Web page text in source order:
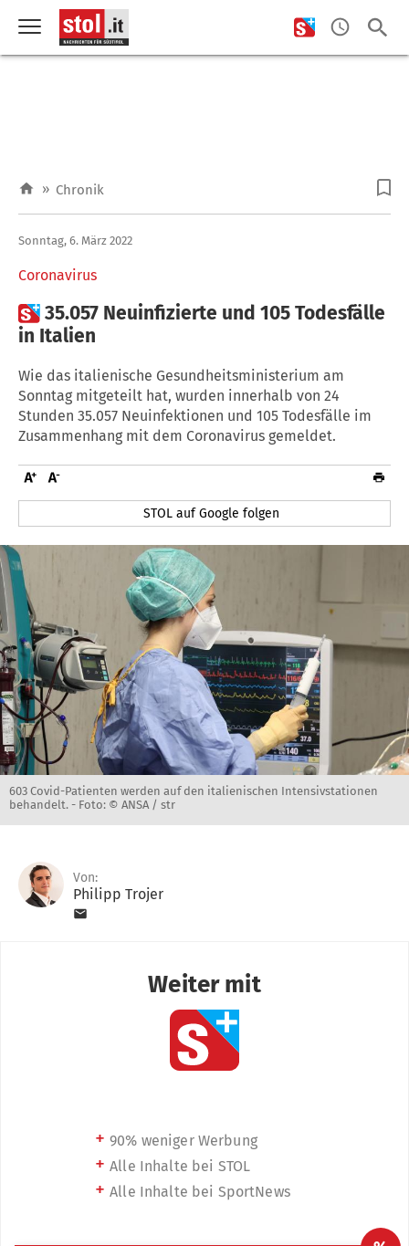
» Chronik
Coronavirus
Sonntag, 6. März 2022
35.057 Neuinfizierte und 105 Todesfälle
in Italien
Wie das italienische Gesundheitsministerium am
Sonntag mitgeteilt hat, wurden innerhalb von 24
Stunden 35.057 Neuinfektionen und 105 Todesfälle im
Zusammenhang mit dem Coronavirus gemeldet.
STOL auf Google folgen
603 Covid-Patienten werden auf den italienischen Intensivstationen
behandelt. - Foto: © ANSA / str
Von:
Philipp Trojer